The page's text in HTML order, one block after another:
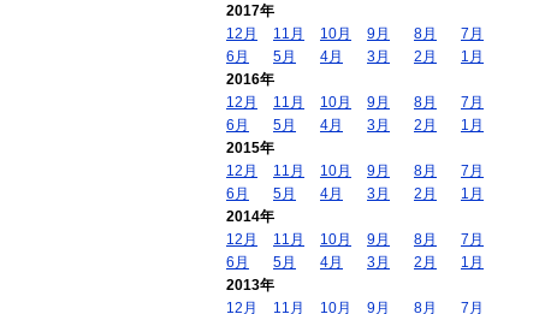
2017年
12月
11月 10月 9月 8月
7月
6月
5月 4月 3月 2月
1月
2016年
12月
11月 10月 9月 8月
7月
6月
5月 4月 3月 2月
1月
2015年
12月
11月 10月 9月 8月
7月
6月
5月 4月 3月 2月
1月
2014年
12月
11月 10月 9月 8月
7月
6月
5月 4月 3月 2月
1月
2013年
12月
11月 10月 9月 8月 7月